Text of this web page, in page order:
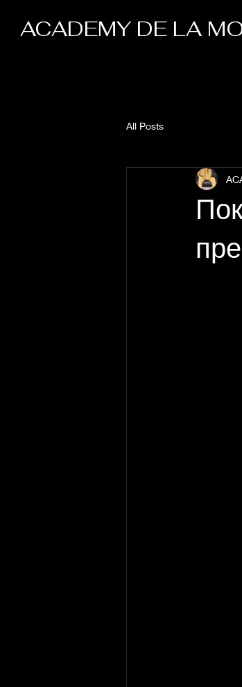
ACADEMY DE LA
All Posts